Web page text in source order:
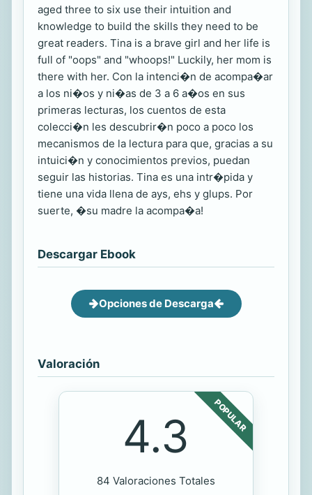
aged three to six use their intuition and
knowledge to build the skills they need to be
great readers. Tina is a brave girl and her life is
full of "oops" and "whoops!" Luckily, her mom is
there with her. Con la intenci�n de acompa�ar
a los ni�os y ni�as de 3 a 6 a�os en sus
primeras lecturas, los cuentos de esta
colecci�n les descubrir�n poco a poco los
mecanismos de la lectura para que, gracias a su
intuici�n y conocimientos previos, puedan
seguir las historias. Tina es una intr�pida y
tiene una vida llena de ays, ehs y glups. Por
suerte, �su madre la acompa�a!
Descargar Ebook
Opciones de Descarga
Valoración
POPULAR
4.3
84 Valoraciones Totales